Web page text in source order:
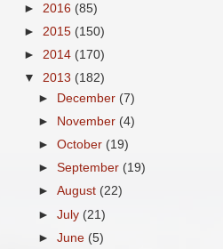
► 2016 (85)
► 2015 (150)
► 2014 (170)
▼ 2013 (182)
►
December (7)
►
November (4)
►October (19)
►September (19)
►August (22)
►July (21)
►June (5)